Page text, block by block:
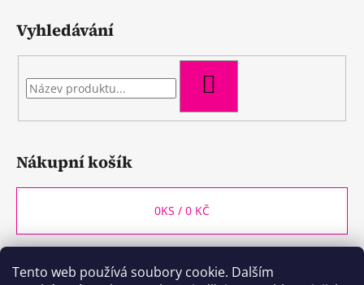
Tento web používá soubory cookie. Dalším
Vyhledávání
Nákupní košík
0KS / 0 KČ
WineBox CB Kozlovna CB Plzeňka CB